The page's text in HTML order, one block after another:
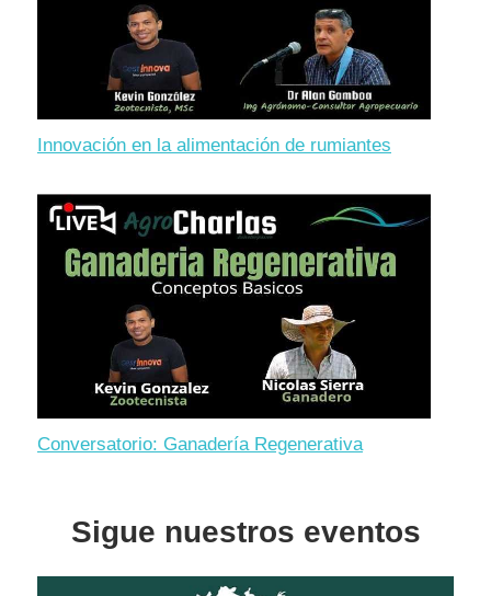
Innovación en la alimentación de rumiantes
Conversatorio: Ganadería Regenerativa
Sigue nuestros eventos